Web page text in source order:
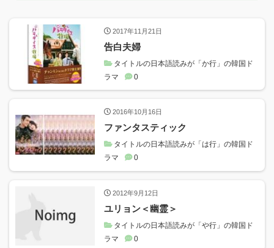
2017年11月21日
告白夫婦
タイトルの日本語読みが「か行」の韓国ド
ラマ
0
2016年10月16日
ファンタスティック
タイトルの日本語読みが「は行」の韓国ド
ラマ
0
2012年9月12日
ユリョン＜幽霊＞
タイトルの日本語読みが「や行」の韓国ド
ラマ
0